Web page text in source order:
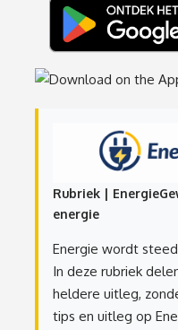
Rubriek |
energie
Energie wordt
In deze rubriek
heldere uitleg,
tips en uitleg op